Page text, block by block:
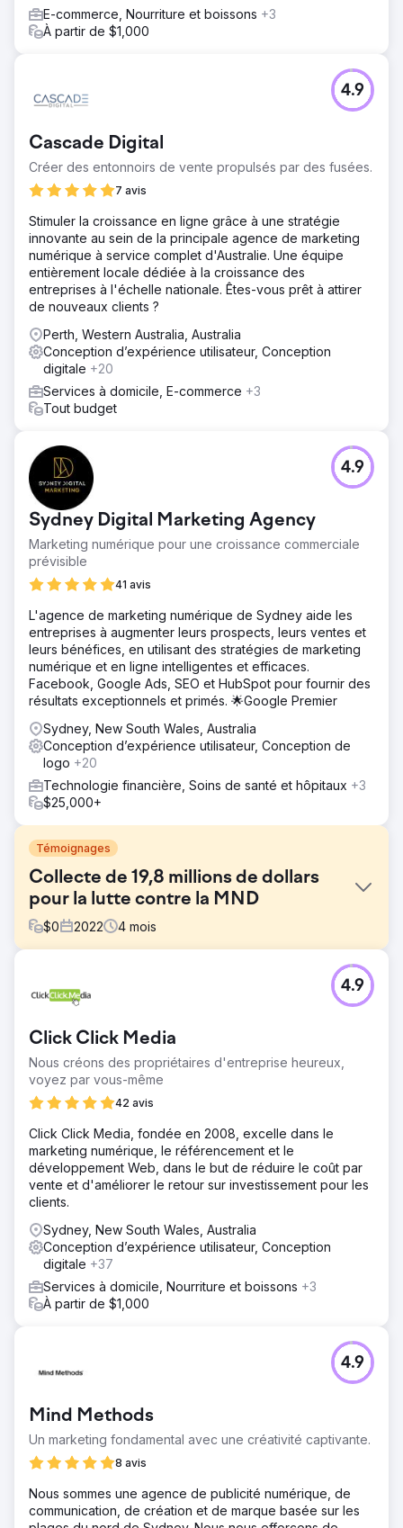
E-commerce, Nourriture et boissons +3
À partir de $1,000
Cascade Digital
Créer des entonnoirs de vente propulsés par des fusées.
7 avis
4.9
Stimuler la croissance en ligne grâce à une stratégie
innovante au sein de la principale agence de marketing
numérique à service complet d'Australie. Une équipe
entièrement locale dédiée à la croissance des
entreprises à l'échelle nationale. Êtes-vous prêt à attirer
de nouveaux clients ?
Perth, Western Australia, Australia
Conception d’expérience utilisateur, Conception
digitale +20
Services à domicile, E-commerce +3
Tout budget
Sydney Digital Marketing Agency
Marketing numérique pour une croissance commerciale
prévisible
41 avis
4.9
L'agence de marketing numérique de Sydney aide les
entreprises à augmenter leurs prospects, leurs ventes et
leurs bénéfices, en utilisant des stratégies de marketing
numérique et en ligne intelligentes et efficaces.
Facebook, Google Ads, SEO et HubSpot pour fournir des
résultats exceptionnels et primés. 🌟Google Premier
Sydney, New South Wales, Australia
Conception d’expérience utilisateur, Conception de
logo +20
Technologie financière, Soins de santé et hôpitaux +3
$25,000+
Témoignages
Collecte de 19,8 millions de dollars
pour la lutte contre la MND
$0 2022 4 mois
- Réaliser une année record de dons pour leur campagne
2022 (dépasser les 14,6 millions de dollars collectés en
réseaux sociaux auprès de plus de 3 millions d'utilisateurs
contre 1,87 million en 2021 - Augmenter le trafic des
utilisateurs (site Web) de 50 % par rapport à la campagne
2021 - Aider à stimuler les ventes en magasin à travers le
pays
Solution
- Développer une compréhension approfondie de la
personnalité du client pour améliorer l'engagement des
utilisateurs et la marque - Augmenter la notoriété de la
recherche organique dans les segments clés - Améliorer
l'engagement des utilisateurs et l'expérience de la page
de destination sur le site Web (support UX) - Identifier un
public nouveau/plus large en dehors du public des
supporters de l'AFL
Résultat
millions de dollars en 2021) - Augmentation des sessions
de pages de dons de 128 % (d'une année sur l'autre) -
Réalisation de 4,57 millions d'impressions sur les réseaux
sociaux d'avril à juin 2022 (+ 145 % d'une année sur
l'autre) - Diminution de 73 % du coût par achat/don
Vers la page de l'agence
Click Click Media
Nous créons des propriétaires d'entreprise heureux,
voyez par vous-même
42 avis
4.9
Click Click Media, fondée en 2008, excelle dans le
marketing numérique, le référencement et le
développement Web, dans le but de réduire le coût par
vente et d'améliorer le retour sur investissement pour les
clients.
Sydney, New South Wales, Australia
Conception d’expérience utilisateur, Conception
digitale +37
Services à domicile, Nourriture et boissons +3
À partir de $1,000
Mind Methods
Un marketing fondamental avec une créativité captivante.
8 avis
4.9
Nous sommes une agence de publicité numérique, de
communication, de création et de marque basée sur les